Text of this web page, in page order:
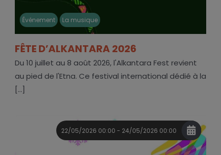
Événement La musique
FÊTE D’ALKANTARA 2026
Du 10 juillet au 8 août 2026, l'Alkantara Fest revient
au pied de l'Etna. Ce festival international dédié à la
[...]
22/05/2026 00:00 - 24/05/2026 00:00